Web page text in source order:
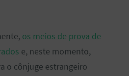
os meios de prova de
e, neste momento,
o cônjuge estrangeiro